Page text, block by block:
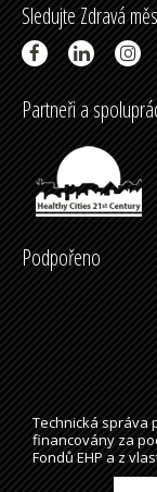
Sledujte Zdravá
Partneři a
Podpořeno
Technická správa
financovány za
Fondů EHP a z